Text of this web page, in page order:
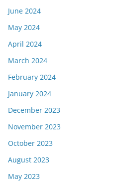
June 2024
May 2024
April 2024
March 2024
February 2024
January 2024
December 2023
November 2023
October 2023
August 2023
May 2023